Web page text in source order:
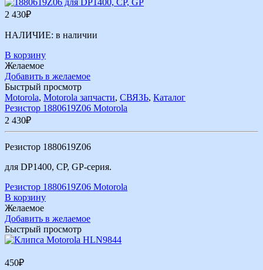
2 430₽
НАЛИЧИЕ: в наличии
В корзину
Желаемое
Добавить в желаемое
Быстрый просмотр
Motorola, Motorola запчасти, СВЯЗЬ, Каталог
Резистор 1880619Z06 Motorola
2 430₽
Резистор 1880619Z06
для DP1400, CP, GP-серия.
Резистор 1880619Z06 Motorola
В корзину
Желаемое
Добавить в желаемое
Быстрый просмотр
450₽